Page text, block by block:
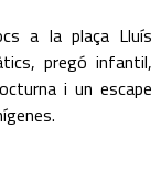
a la plaça Lluís
pregó infantil,
i un escape